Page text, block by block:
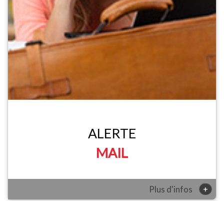
ALERTE
MAIL
Plus d'infos +